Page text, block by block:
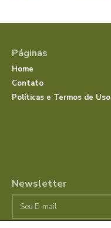
Páginas
Home
Contato
Políticas e Termos de Uso
Newsletter